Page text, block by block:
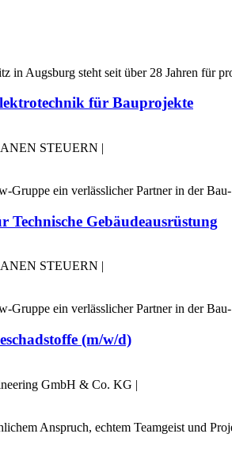
in Augsburg steht seit über 28 Jahren für
für Bauprojekte
STEUERN |
Gruppe ein verlässlicher Partner in der
Gebäudeausrüstung
STEUERN
Gruppe ein verlässlicher Partner in der
(m/w/d)
GmbH & Co. KG |
Anspruch, echtem Teamgeist und